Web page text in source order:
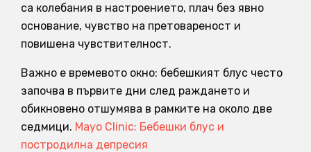
са колебания в настроението, плач без явно
основание, чувство на претовареност и
повишена чувствителност.
Важно е времевото окно: бебешкият блус често
започва в първите дни след раждането и
обикновено отшумява в рамките на около две
седмици. Mayo Clinic: Бебешки блус и
постродилна депресия